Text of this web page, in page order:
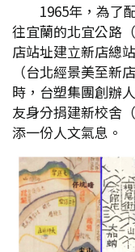
1965年，為了
往宜蘭的北宜公路
店站址建立新店總
（台北經景美至新
時，台塑集團創辦
友身分捐建新校舍
添一份人文氣息。